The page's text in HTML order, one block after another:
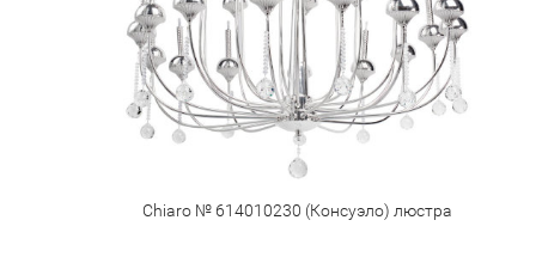
Chiaro № 614010230 (Консуэло) люстра